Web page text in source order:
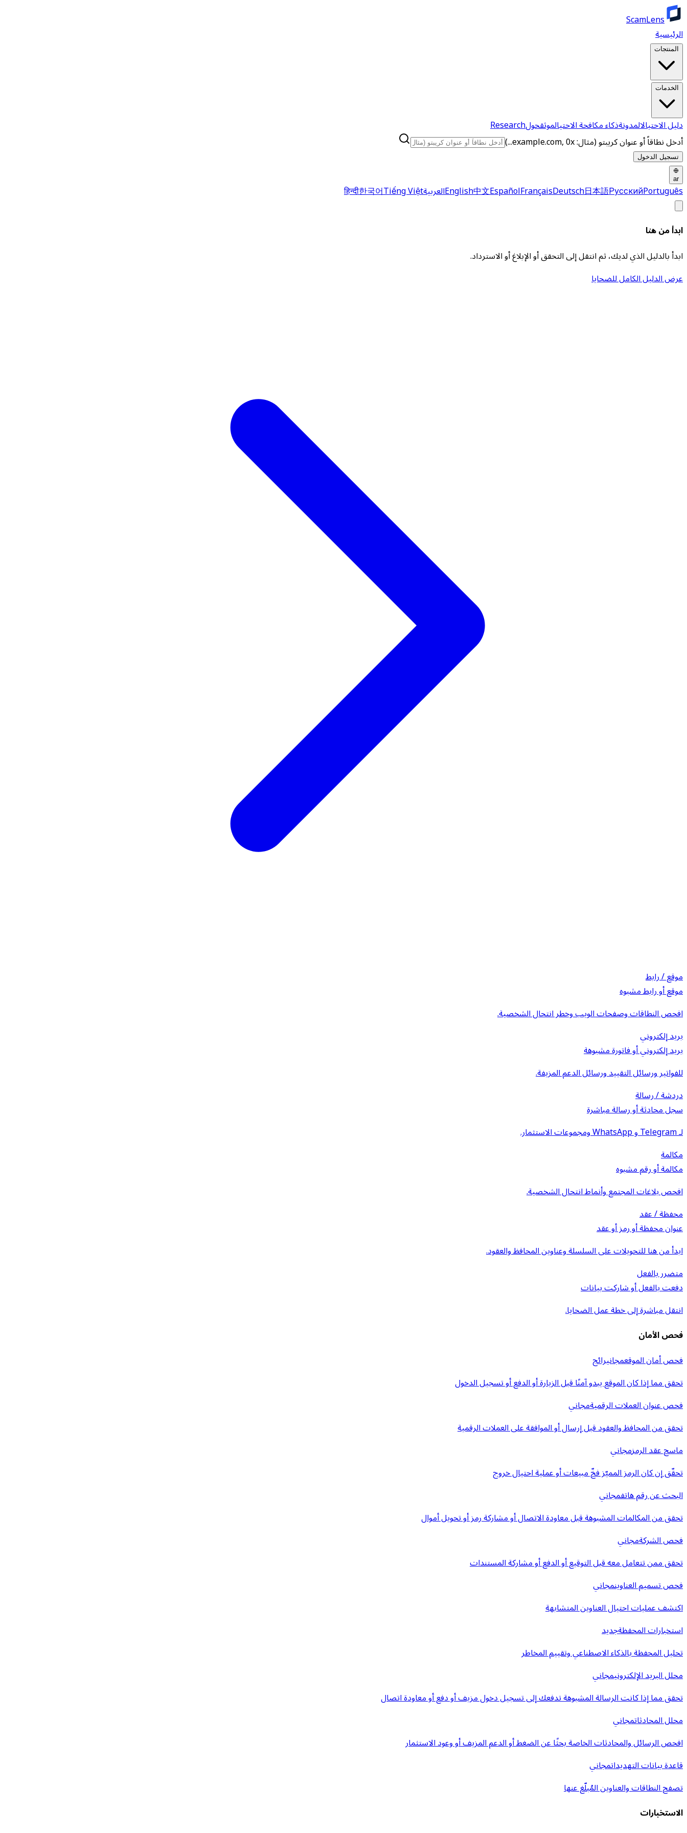
ScamLens
الرئيسية
المنتجات
الخدمات
دليل الاحتيالالمدونةذكاء مكافحة الاحتيالموثقحولResearch
أدخل نطاقاً أو عنوان كريبتو (مثال: example.com, 0x...)
تسجيل الدخول
ar
English中文EspañolFrançaisDeutsch日本語РусскийPortuguês العربية हिन्दी한국어Tiếng Việt
ابدأ من هنا
ابدأ بالدليل الذي لديك، ثم انتقل إلى التحقق أو الإبلاغ أو الاسترداد.
عرض الدليل الكامل للضحايا
موقع / رابط
موقع أو رابط مشبوه
افحص النطاقات وصفحات الويب وخطر انتحال الشخصية.
بريد إلكتروني
بريد إلكتروني أو فاتورة مشبوهة
للفواتير ورسائل التقييد ورسائل الدعم المزيفة.
دردشة / رسالة
سجل محادثة أو رسالة مباشرة
لـ Telegram و WhatsApp ومجموعات الاستثمار.
مكالمة
مكالمة أو رقم مشبوه
افحص بلاغات المجتمع وأنماط انتحال الشخصية.
محفظة / عقد
عنوان محفظة أو رمز أو عقد
ابدأ من هنا للتحويلات على السلسلة وعناوين المحافظ والعقود.
متضرر بالفعل
دفعت بالفعل أو شاركت بيانات
انتقل مباشرة إلى خطة عمل الضحايا.
فحص الأمان
فحص أمان الموقعمجانيرائج
تحقق مما إذا كان الموقع يبدو آمنًا قبل الزيارة أو الدفع أو تسجيل الدخول
فحص عنوان العملات الرقميةمجاني
تحقق من المحافظ والعقود قبل إرسال أو الموافقة على العملات الرقمية
ماسح عقد الرمزمجاني
تحقّق إن كان الرمز المميّز فخّ مبيعات أو عملية احتيال خروج
البحث عن رقم هاتفمجاني
تحقق من المكالمات المشبوهة قبل معاودة الاتصال أو مشاركة رمز أو تحويل أموال
فحص الشركةمجاني
تحقق ممن تتعامل معه قبل التوقيع أو الدفع أو مشاركة المستندات
فحص تسميم العناوينمجاني
اكتشف عمليات احتيال العناوين المتشابهة
استخبارات المحفظةجديد
تحليل المحفظة بالذكاء الاصطناعي وتقييم المخاطر
محلل البريد الإلكترونيمجاني
تحقق مما إذا كانت الرسالة المشبوهة تدفعك إلى تسجيل دخول مزيف أو دفع أو معاودة اتصال
محلل المحادثاتمجاني
افحص الرسائل والمحادثات الخاصة بحثًا عن الضغط أو الدعم المزيف أو وعود الاستثمار
قاعدة بيانات التهديداتمجاني
تصفح النطاقات والعناوين المُبلّغ عنها
الاستخبارات